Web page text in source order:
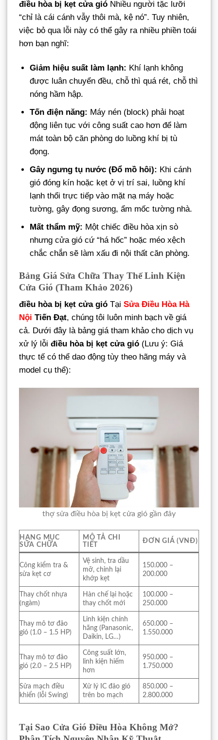
điều hòa bị kẹt cửa gió Nhiều người tặc lưỡi
“chỉ là cái cánh vẫy thôi mà, kệ nó”. Tuy nhiên,
việc bỏ qua lỗi này có thể gây ra nhiều phiền toái
hơn bạn nghĩ:
Giảm hiệu suất làm lạnh: Khí lạnh không
được luân chuyển đều, chỗ thì quá rét, chỗ thì
nóng hầm hập.
Tốn điện năng: Máy nén (block) phải hoạt
động liên tục với công suất cao hơn để làm
mát toàn bộ căn phòng do luồng khí bị tù
đọng.
Gây ngưng tụ nước (Đổ mồ hôi): Khi cánh
gió đóng kín hoặc kẹt ở vị trí sai, luồng khí
lạnh thổi trực tiếp vào mặt nạ máy hoặc
tường, gây đọng sương, ẩm mốc tường nhà.
Mất thẩm mỹ: Một chiếc điều hòa xịn sò
nhưng cửa gió cứ “há hốc” hoặc méo xệch
chắc chắn sẽ làm xấu đi nội thất căn phòng.
Bảng Giá Sửa Chữa Thay Thế Linh Kiện
Cửa Gió (Tham Khảo 2026)
điều hòa bị kẹt cửa gió Tại Sửa Điều Hòa Hà
Nội Tiến Đạt, chúng tôi luôn minh bạch về giá
cả. Dưới đây là bảng giá tham khảo cho dịch vụ
xử lý lỗi điều hòa bị kẹt cửa gió (Lưu ý: Giá
thực tế có thể dao động tùy theo hãng máy và
model cụ thể):
thợ sửa điều hòa bị kẹt cửa gió gần đây
HẠNG MỤC
SỬA CHỮA
MÔ TẢ CHI
TIẾT
ĐƠN GIÁ (VNĐ)
Công kiểm tra &
sửa kẹt cơ
Vệ sinh, tra dầu
mỡ, chỉnh lại
khớp kẹt
150.000 –
200.000
Thay chốt nhựa
(ngàm)
Hàn chế lại hoặc
thay chốt mới
100.000 –
250.000
Thay mô tơ đảo
gió (1.0 – 1.5 HP)
Linh kiện chính
hãng (Panasonic,
Daikin, LG…)
650.000 –
1.550.000
Thay mô tơ đảo
gió (2.0 – 2.5 HP)
Công suất lớn,
linh kiện hiếm
hơn
950.000 –
1.750.000
Sửa mạch điều
khiển (lỗi Swing)
Xử lý IC đảo gió
trên bo mạch
850.000 –
2.800.000
Tại Sao Cửa Gió Điều Hòa Không Mở?